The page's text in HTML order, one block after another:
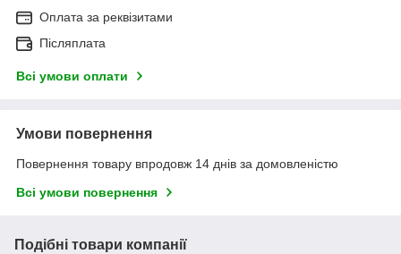
Оплата за реквізитами
Післяплата
Всі умови оплати
Умови повернення
Повернення товару впродовж 14 днів за домовленістю
Всі умови повернення
Подібні товари компанії